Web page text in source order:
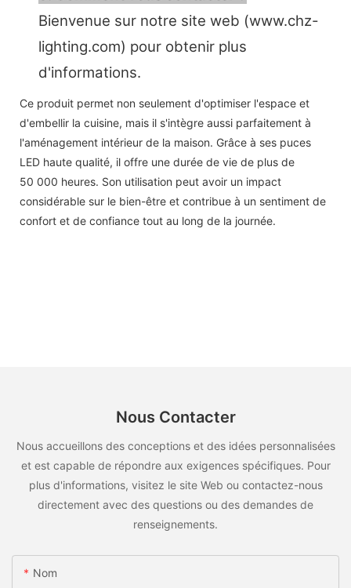
Bienvenue sur notre site web (www.chz-
lighting.com) pour obtenir plus
d'informations.
Ce produit permet non seulement d'optimiser l'espace et
d'embellir la cuisine, mais il s'intègre aussi parfaitement à
l'aménagement intérieur de la maison. Grâce à ses puces
LED haute qualité, il offre une durée de vie de plus de
50 000 heures. Son utilisation peut avoir un impact
considérable sur le bien-être et contribue à un sentiment de
confort et de confiance tout au long de la journée.
Nous Contacter
Nous accueillons des conceptions et des idées personnalisées
et est capable de répondre aux exigences spécifiques. Pour
plus d'informations, visitez le site Web ou contactez-nous
directement avec des questions ou des demandes de
renseignements.
Nom